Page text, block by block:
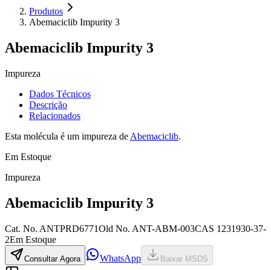
Produtos
Abemaciclib Impurity 3
Abemaciclib Impurity 3
Impureza
Dados Técnicos
Descrição
Relacionados
Esta molécula é um impureza de Abemaciclib.
Em Estoque
Impureza
Abemaciclib Impurity 3
Cat. No. ANTPRD6771Old No. ANT-ABM-003CAS 1231930-37-
2Em Estoque
Consultar Agora WhatsApp Baixar MSDS